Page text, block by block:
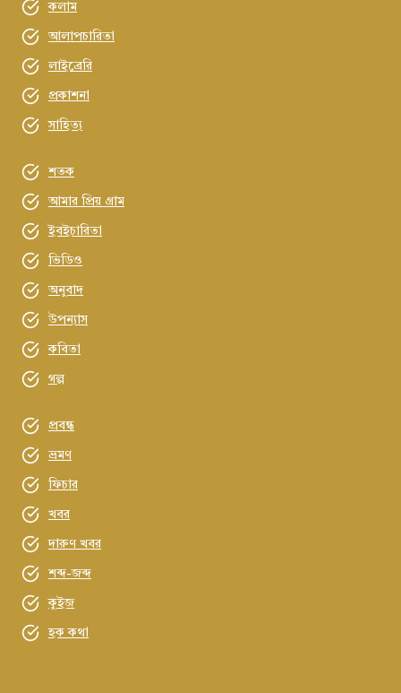
কলাম
আলাপচারিতা
লাইব্রেরি
প্রকাশনা
সাহিত্য
শতক
আমার প্রিয় গ্রাম
ইবইচারিতা
ভিডিও
অনুবাদ
উপন্যাস
কবিতা
গল্প
প্রবন্ধ
ভ্রমণ
ফিচার
খবর
দারুণ খবর
শব্দ-জব্দ
কুইজ
হক কথা